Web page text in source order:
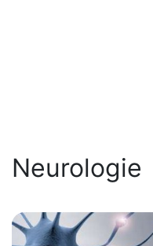
Neurologie